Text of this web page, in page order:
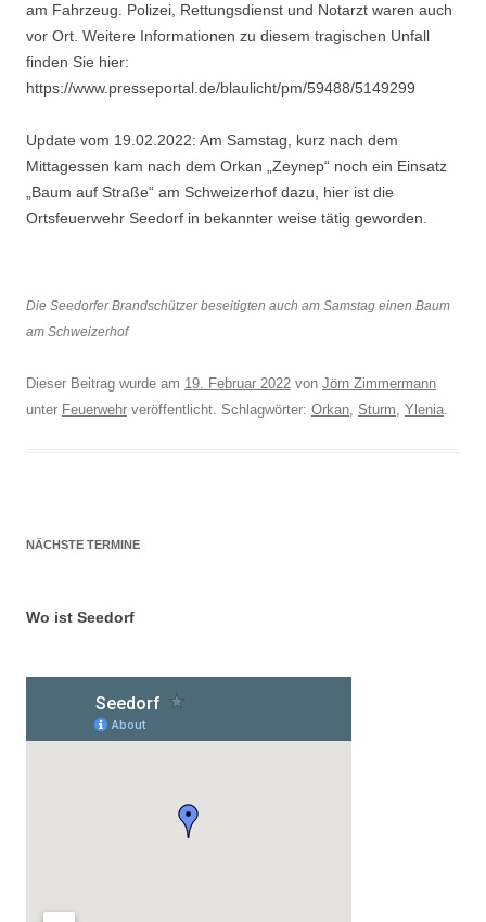
am Fahrzeug. Polizei, Rettungsdienst und Notarzt waren auch
vor Ort. Weitere Informationen zu diesem tragischen Unfall
finden Sie hier:
https://www.presseportal.de/blaulicht/pm/59488/5149299
Update vom 19.02.2022: Am Samstag, kurz nach dem
Mittagessen kam nach dem Orkan „Zeynep“ noch ein Einsatz
„Baum auf Straße“ am Schweizerhof dazu, hier ist die
Ortsfeuerwehr Seedorf in bekannter weise tätig geworden.
Die Seedorfer Brandschützer beseitigten auch am Samstag einen Baum
am Schweizerhof
Dieser Beitrag wurde am 19. Februar 2022 von Jörn Zimmermann
unter Feuerwehr veröffentlicht. Schlagwörter: Orkan, Sturm, Ylenia.
NÄCHSTE TERMINE
Wo ist Seedorf